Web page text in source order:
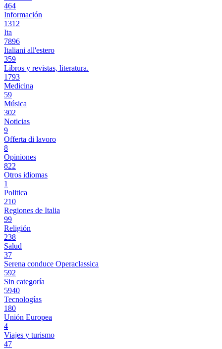
464
Información
1312
Ita
7896
Italiani all'estero
359
Libros y revistas, literatura.
1793
Medicina
59
Música
302
Noticias
9
Offerta di lavoro
8
Opiniones
822
Otros idiomas
1
Politica
210
Regiones de Italia
99
Religión
238
Salud
37
Serena conduce Operaclassica
592
Sin categoría
5940
Tecnologías
180
Unión Europea
4
Viajes y turismo
47